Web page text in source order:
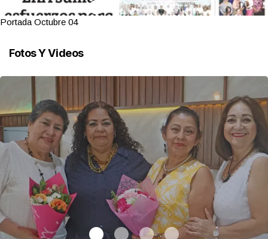
Portada Octubre 04
Fotos Y Videos